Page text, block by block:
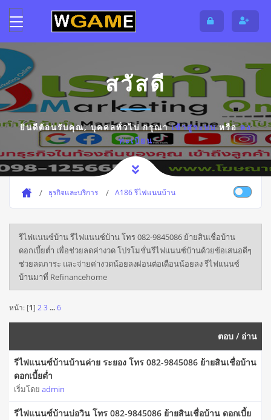
สวัสดี
ยินดีต้อนรับคุณ,บุคคลทั่วไปกรุณาเข้าสู่ระบบหรือลง
ทะเบียน
ธุรกิจและบริการ A186 รีไฟแนนบ้าน
รีไฟแนนซ์บ้าน รีไฟแนนซ์บ้าน โทร 082-9845086 ย้ายสินเชื่อบ้าน
ดอกเบี้ยต่ำ เพื่อช่วยลดค่างวด โปรโมชั่นรีไฟแนนซ์บ้านด้วยข้อเสนอดีๆ
ช่วยลดภาระ และจ่ายค่างวดน้อยลงผ่อนต่อเดือนน้อยลง รีไฟแนนซ์
บ้านมาที่ Refinancehome
หน้า: [1] 2 3 ...6
ตอบ / อ่าน
รีไฟแนนซ์บ้านบ้านค่าย ระยอง โทร 082-9845086 ย้ายสินเชื่อบ้าน
ดอกเบี้ยต่ำ
เริ่มโดย admin
รีไฟแนนซ์บ้านบ่อวิน โทร 082-9845086 ย้ายสินเชื่อบ้าน ดอกเบี้ย